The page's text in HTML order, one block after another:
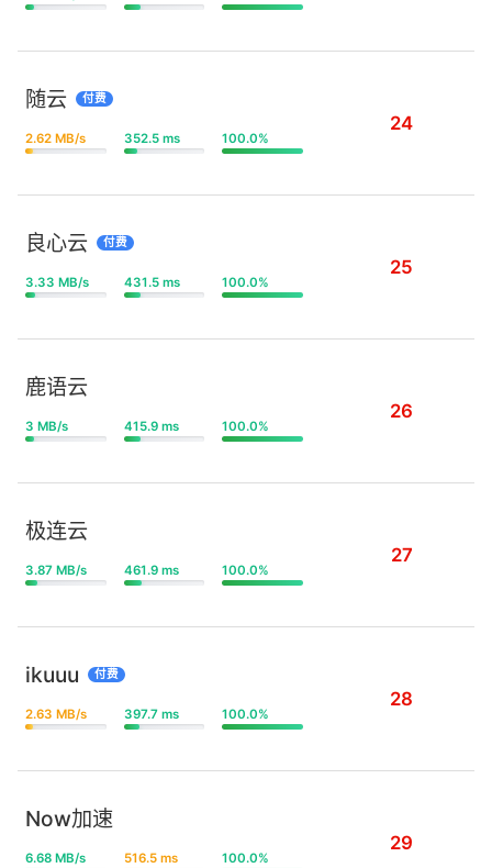
随云 付费
2.62 MB/s 352.5 ms 100.0%
24
良心云 付费
3.33 MB/s 431.5 ms 100.0%
25
鹿语云
3 MB/s 415.9 ms 100.0%
26
极连云
3.87 MB/s 461.9 ms 100.0%
27
ikuuu 付费
2.63 MB/s 397.7 ms 100.0%
28
Now加速
6.68 MB/s 516.5 ms 100.0%
29